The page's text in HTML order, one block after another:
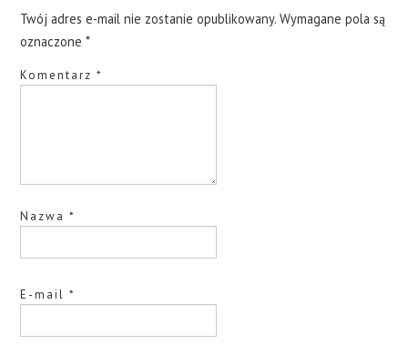
Twój adres e-mail nie zostanie opublikowany. Wymagane pola są
oznaczone*
Komentarz*
Nazwa*
E-mail*